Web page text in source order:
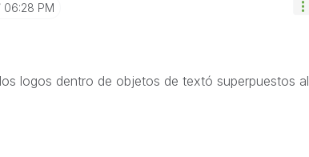
06:28 PM
logos dentro de objetos de textó superpuestos al